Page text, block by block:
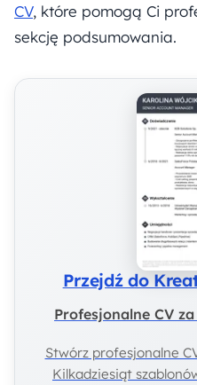
CV, które pomogą Ci
sekcję podsumowania.
Przejdź do
Profesjonalne CV
Stwórz profesjonalne
Kilkadziesiąt